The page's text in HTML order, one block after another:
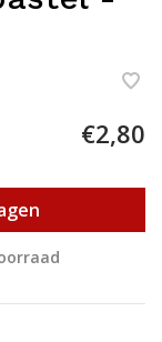
€2,80